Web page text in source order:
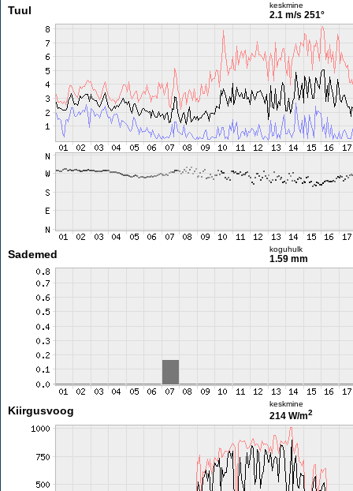
Tuul keskmine
2.1 m/s 251°
Sademed koguhulk
1.59 mm
Kiirgusvoog
keskmine
214 W/m2